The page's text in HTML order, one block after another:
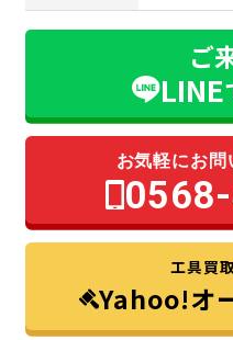
ご
LINE
お気軽にお
工具買
Yahoo!オ